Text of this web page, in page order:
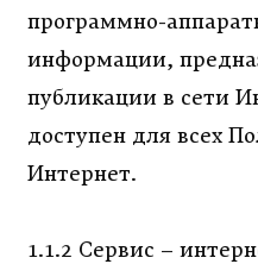
программно-
информации,
публикации в сети
доступен для всех
Интернет.
1.1.2 Сервис –